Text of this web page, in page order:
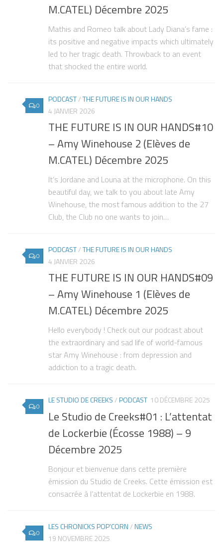
M.CATEL) Décembre 2025
Mathis and Romeo talk about Lady Diana’s fame :
its positive and negative impacts which ultimately
led to her tragic death. Throwback to an event
that shocked the entire world.
0
PODCAST/THE FUTURE IS IN OUR HANDS
4 JANVIER 2026
THE FUTURE IS IN OUR HANDS#10
– Amy Winehouse 2 (Elèves de
M.CATEL) Décembre 2025
It’s Jordane and Louna at the microphone. On this
beautiful day, we talk to you about late Amy
Winehouse, the most famous addition to the 27
Club, the Club no one wants to join…
0
PODCAST/THE FUTURE IS IN OUR HANDS
4 JANVIER 2026
THE FUTURE IS IN OUR HANDS#09
– Amy Winehouse 1 (Elèves de
M.CATEL) Décembre 2025
Hello everybody ! Check out our podcast about
the extraordinary and sad life of world-famous
star Amy Winehouse : from depression and
addiction to a tragic death.
0
LE STUDIO DE CREEKS/PODCAST 10 DÉCEMBRE 2025
Le Studio de Creeks#01 : L’attentat
de Lockerbie (Écosse 1988) – 9
Décembre 2025
Bonjour et bienvenue dans cette première
émission du Studio de Creeks. Cette émission est
consacrée à l’attentat de Lockerbie en 1988.
0
LES CHRONICKS POP'CORN/NEWS
19 NOVEMBRE 2025